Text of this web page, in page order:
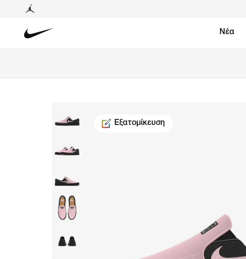
Νέα
Εξατομίκευση